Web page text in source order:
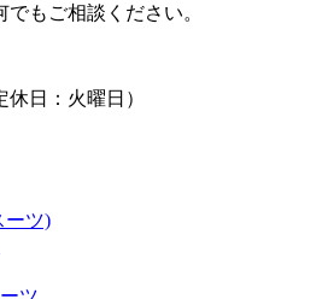
もご相談ください。
日：火曜日）
ーツ)